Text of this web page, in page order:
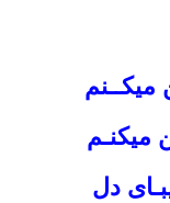
میکــنم
میکنـم
دل